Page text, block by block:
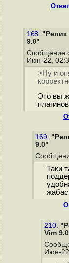
168. "Релиз
9.0"
Сообщение
Июн-22,
>Ну и
Это вы
169.
9.0"
Таки
210.
Vim
Июн-